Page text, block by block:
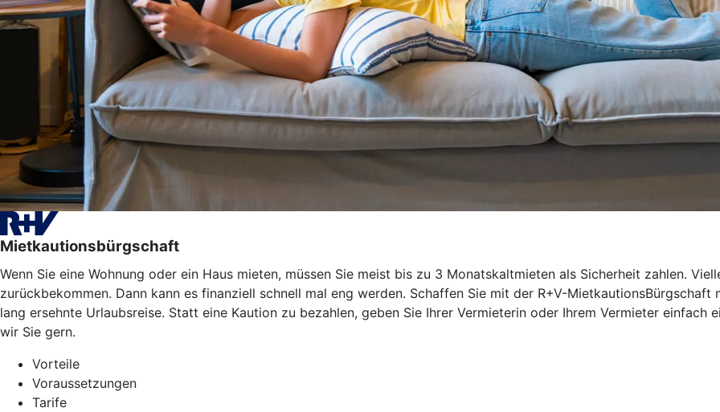
Mietkautionsbürgschaft
Wenn Sie eine Wohnung oder ein Haus mieten, müssen Sie meist bis zu 3 Monatskaltmieten als Sicherheit zahlen.
zurückbekommen. Dann kann es finanziell schnell mal eng werden. Schaffen Sie mit der R+V-
lang ersehnte Urlaubsreise. Statt eine Kaution zu bezahlen, geben Sie Ihrer Vermieterin oder Ihrem Vermieter einfach
wir Sie gern.
Vorteile
Voraussetzungen
Tarife